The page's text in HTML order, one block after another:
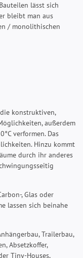
lässt sich
bleibt man aus
/ monolithischen
konstruktiven,
außerdem
verformen. Das
Hinzu kommt
durch ihr anderes
, Glas oder
lassen sich beinahe
Trailerbau,
Absetzkoffer,
Tiny-Houses,